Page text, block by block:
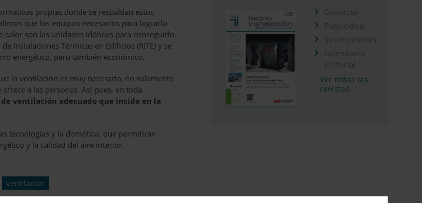
propias donde se respaldan estos
que los equipos necesarios para lograrlo
son las unidades idóneas para conseguirlo.
Instalaciones Térmicas en Edificios (RITE) y se
energético, pero también económico.
la ventilación es muy necesaria, no solamente
a las personas. Así pues, en toda
ventilación adecuado que incida en la
tecnologías y la domótica, que permitirán
y la calidad del aire interior.
ventilación
Contacto
Publicidad
Suscripciones
Calendario
Editorial
Ver todas las
revistas